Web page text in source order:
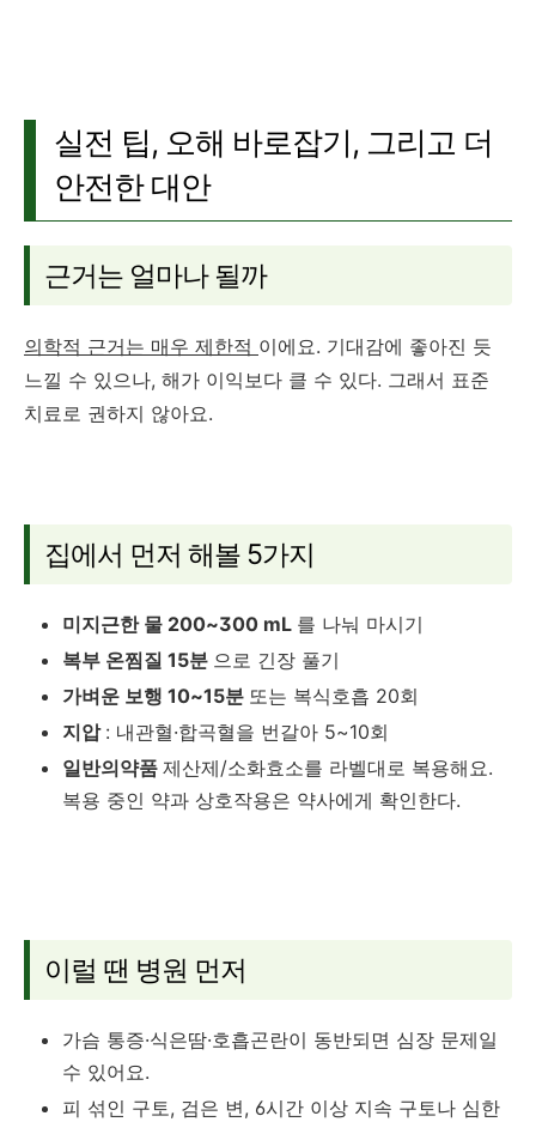
실전 팁, 오해 바로잡기, 그리고 더
안전한 대안
근거는 얼마나 될까
의학적 근거는 매우 제한적 이에요. 기대감에 좋아진 듯
느낄 수 있으나, 해가 이익보다 클 수 있다. 그래서 표준
치료로 권하지 않아요.
집에서 먼저 해볼 5가지
미지근한 물 200~300 mL 를 나눠 마시기
복부 온찜질 15분 으로 긴장 풀기
가벼운 보행 10~15분 또는 복식호흡 20회
지압 : 내관혈·합곡혈을 번갈아 5~10회
일반의약품 제산제/소화효소를 라벨대로 복용해요.
복용 중인 약과 상호작용은 약사에게 확인한다.
이럴 땐 병원 먼저
가슴 통증·식은땀·호흡곤란이 동반되면 심장 문제일
수 있어요.
피 섞인 구토, 검은 변, 6시간 이상 지속 구토나 심한